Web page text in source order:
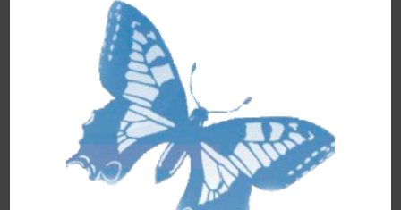
Wir produzieren unsere Weine nach AOC-
Valais Richtlinien
Produits similaires